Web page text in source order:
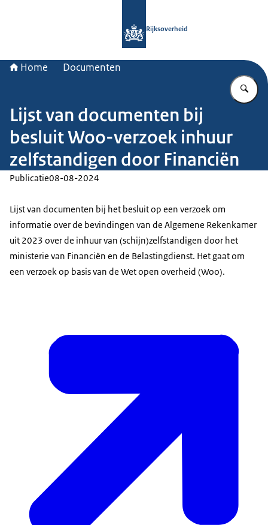
Rijksoverheid
Home Documenten
Lijst van documenten bij
besluit Woo-verzoek inhuur
zelfstandigen door Financiën
Publicatie08-08-2024
Lijst van documenten bij het besluit op een verzoek om
informatie over de bevindingen van de Algemene Rekenkamer
uit 2023 over de inhuur van (schijn)zelfstandigen door het
ministerie van Financiën en de Belastingdienst. Het gaat om
een verzoek op basis van de Wet open overheid (Woo).